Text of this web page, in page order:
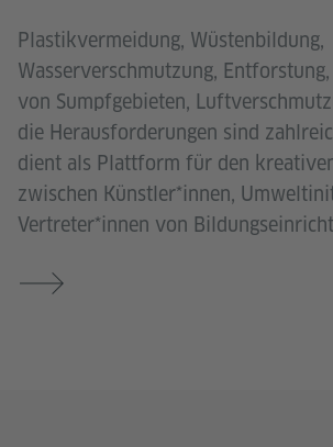
Plastikvermeidung, Wüstenbildung,
Wasserverschmutzung,
von Sumpfgebieten,
die Herausforderungen sind
dient als Plattform für den
zwischen Künstler*innen,
Vertreter*innen von